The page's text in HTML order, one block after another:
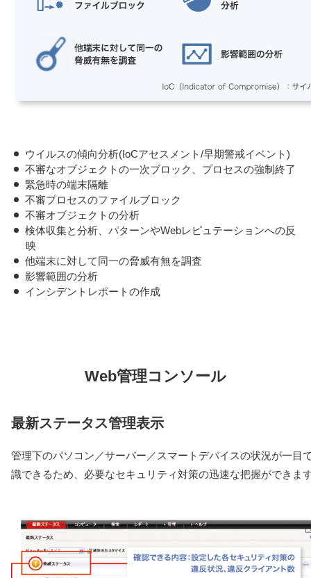
ウイルスの傾向分析(IoCアセスメント/早期警戒イベント)
不審なオブジェクトの一次ブロック、プロセスの強制終了
緊急時の端末隔離
不審プロセスのファイルブロック
不審オブジェクトの分析
検体収集と分析、パターンやWebレピュテーションへの反
映
他端末に対して同一の脅威有無を調査
影響範囲の分析
インシデントレポートの作成
Web管理コンソール
最新ステータス管理表示
管理下のパソコン／サーバー／スマートデバイスの状況が一目
識できるため、必要なセキュリティ対策の迅速な把握ができま